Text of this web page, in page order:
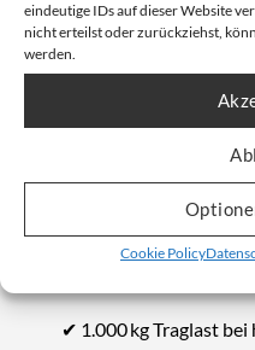
eindeutige IDs auf dieser Website
nicht erteilst oder zurückziehst,
werden.
Cookie Policy
Vorteile des Big
1000kg mit
leichte, schüttfähige
✔ Auslauföffnung für
✔ 1.000 kg Traglast